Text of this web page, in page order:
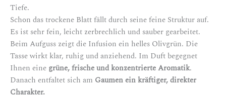
Tiefe.
Schon das trockene Blatt fällt durch seine feine Struktur auf.
Es ist sehr fein, leicht zerbrechlich und sauber gearbeitet.
Beim Aufguss zeigt die Infusion ein helles Olivgrün. Die
Tasse wirkt klar, ruhig und anziehend. Im Duft begegnet
Ihnen eine grüne, frische und konzentrierte Aromatik.
Danach entfaltet sich am Gaumen ein kräftiger, direkter
Charakter.